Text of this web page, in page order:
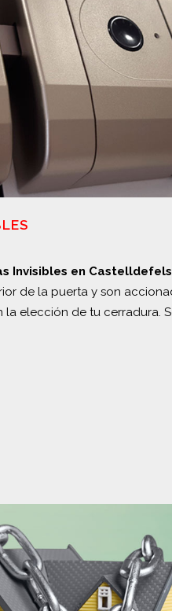
Invisibles en Castelldefels
de la puerta y son
la elección de tu cerradura.